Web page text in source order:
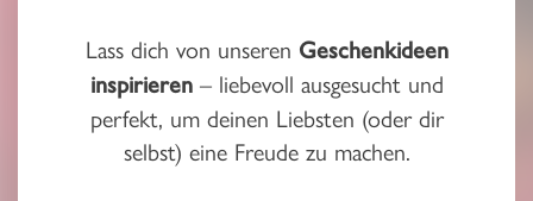
Lass dich von unseren Geschenkideen
inspirieren– liebevoll ausgesucht und
perfekt, um deinen Liebsten (oder dir
selbst) eine Freude zu machen.